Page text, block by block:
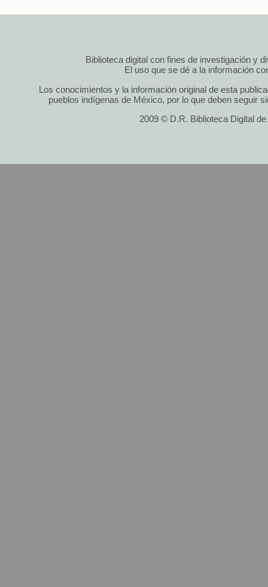
Biblioteca digital con fines de investigación y
El uso que se dé a la información
Los conocimientos y la información original de esta
pueblos indígenas de México, por lo que deben seguir
2009 © D.R. Biblioteca Digital